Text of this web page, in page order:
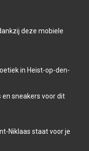
deze mobiele
in Heist-op-den-
en sneakers voor dit
Niklaas staat voor je